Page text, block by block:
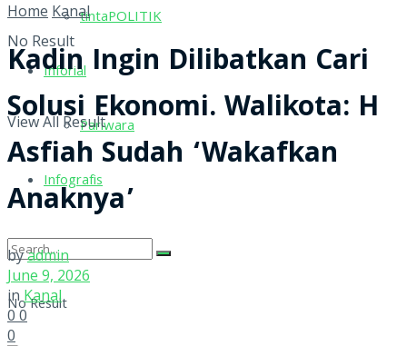
tintaPOLITIK
Inforial
Pariwara
Infografis
No Result
No Result
View All Result
Home Kanal
Kadin Ingin Dilibatkan Cari
Solusi Ekonomi. Walikota: H
Asfiah Sudah ‘Wakafkan
Anaknya’
byadmin
June 9, 2026
in Kanal
0 0
0